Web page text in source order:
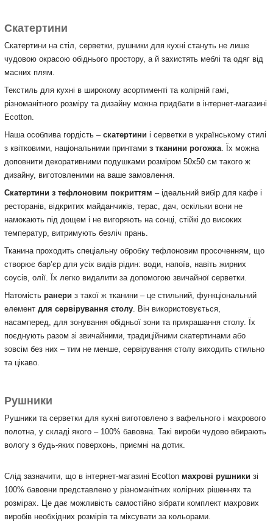
Скатертини
Скатертини на стіл, серветки, рушники для кухні стануть не лише
чудовою окрасою обіднього простору, а й захистять меблі та одяг від
масних плям.
Текстиль для кухні в широкому асортименті та колірній гамі,
різноманітного розміру та дизайну можна придбати в інтернет-магазині
Ecotton.
Наша особлива гордість – скатертини і серветки в українському стилі
з квітковими, національними принтамиз тканини рогожка. Їх можна
доповнити декоративними подушками розміром 50х50 см такого ж
дизайну, виготовленими на ваше замовлення.
Скатертини з тефлоновим покриттям – ідеальний вибір для кафе і
ресторанів, відкритих майданчиків, терас, дач, оскільки вони не
намокають під дощем і не вигоряють на сонці, стійкі до високих
температур, витримують безліч прань.
Тканина проходить спеціальну обробку тефлоновим просоченням, що
створює бар’єр для усіх видів рідин: води, напоїв, навіть жирних
соусів, олії. Їх легко видалити за допомогою звичайної серветки.
Натомість ранери з такої ж тканини – це стильний, функціональний
елемент для сервірування столу. Він використовується,
насамперед, для зонування обідньої зони та прикрашання столу. Їх
поєднують разом зі звичайними, традиційними скатертинами або
зовсім без них – тим не менше, сервірування столу виходить стильно
та цікаво.
Рушники
Рушники та серветки для кухні виготовлено з вафельного і махрового
полотна, у складі якого – 100% бавовна. Такі вироби чудово вбирають
вологу з будь-яких поверхонь, приємні на дотик.
Слід зазначити, що в інтернет-магазині Ecotton махрові рушники зі
100% бавовни представлено у різноманітних колірних рішеннях та
розмірах. Це дає можливість самостійно зібрати комплект махрових
виробів необхідних розмірів та міксувати за кольорами.